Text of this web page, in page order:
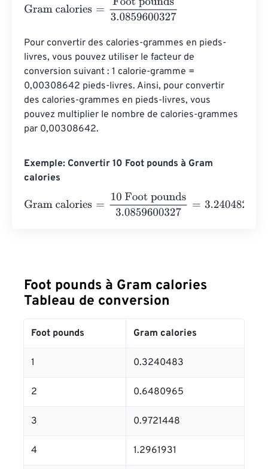
Gram calories Foot pounds3.0859600327
Pour convertir des calories-grammes en pieds-
livres, vous pouvez utiliser le facteur de
conversion suivant : 1 calorie-gramme =
0,00308642 pieds-livres. Ainsi, pour convertir
des calories-grammes en pieds-livres, vous
pouvez multiplier le nombre de calories-grammes
par 0,00308642.
Exemple: Convertir 10 Foot pounds à Gram
calories
Gram calories
10 Foot pounds3.0859600327 =
Foot pounds à Gram calories
Tableau de conversion
Foot pounds Gram calories
1 0.3240483
2 0.6480965
3 0.9721448
4 1.2961931